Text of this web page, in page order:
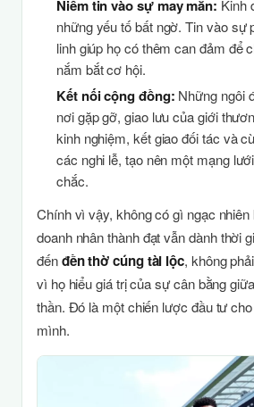
Niềm tin vào sự may mắn: Kinh
những yếu tố bất ngờ. Tin vào sự
linh giúp họ có thêm can đảm để
nắm bắt cơ hội.
Kết nối cộng đồng: Những ngôi
nơi gặp gỡ, giao lưu của giới
kinh nghiệm, kết giao đối tác và
các nghi lễ, tạo nên một mạng
chắc.
Chính vì vậy, không có gì ngạc
doanh nhân thành đạt vẫn dành thời
đếnđền thờ cúng tài lộc, không
vì họ hiểu giá trị của sự cân bằng
thần. Đó là một chiến lược đầu tư
mình.